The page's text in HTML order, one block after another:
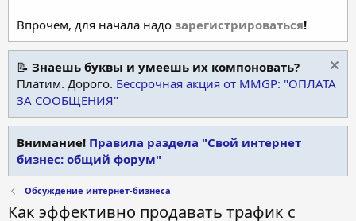
Впрочем, для начала надо зарегистрироваться!
📝 Знаешь буквы и умеешь их компоновать?
Платим. Дорого. Бессрочная акция от MMGP: "ОПЛАТА
ЗА СООБЩЕНИЯ"
Внимание! Правила раздела "Свой интернет
бизнес: общий форум"
Обсуждение интернет-бизнеса
Как эффективно продавать трафик с